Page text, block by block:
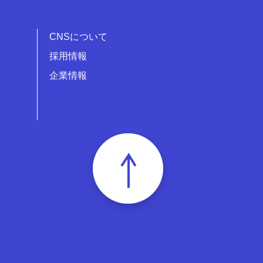
CNSについて
採用情報
企業情報